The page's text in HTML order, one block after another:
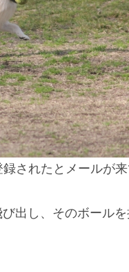
されたとメールが来
出し、そのボールを